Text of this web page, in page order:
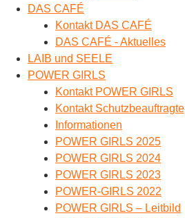
DAS CAFÉ
Kontakt DAS CAFÉ
DAS CAFÉ - Aktuelles
LAIB und SEELE
POWER GIRLS
Kontakt POWER GIRLS
Kontakt Schutzbeauftragte
Informationen
POWER GIRLS 2025
POWER GIRLS 2024
POWER GIRLS 2023
POWER-GIRLS 2022
POWER GIRLS – Leitbild